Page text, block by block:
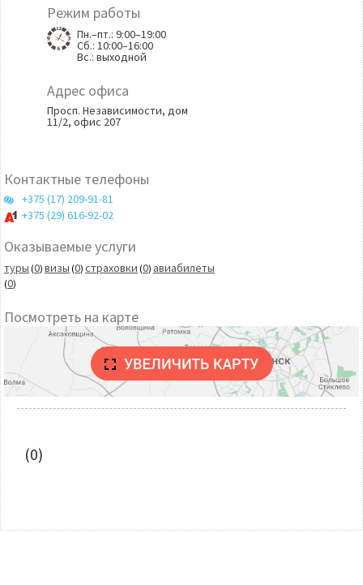
Режим работы
Пн.–пт.: 9:00–19:00
Cб.: 10:00–16:00
Вс.: выходной
Адрес офиса
Просп. Независимости, дом
11/2, офис 207
Контактные телефоны
+375 (17) 209-91-81
+375 (29) 616-92-02
Оказываемые услуги
туры (0) визы (0) страховки (0) авиабилеты
(0)
Посмотреть на карте
(0)